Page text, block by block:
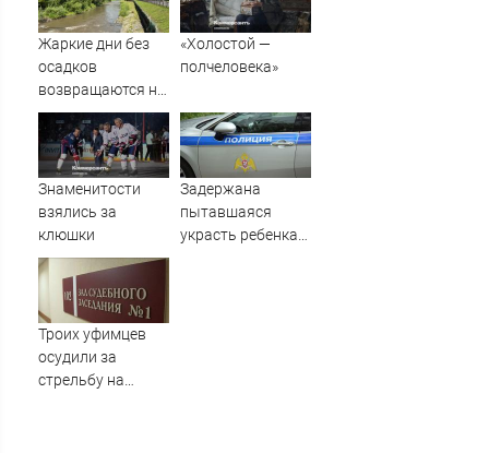
удара ВС РФ
Жаркие дни без
осадков
возвращаются на
Алтай
«Холостой —
полчеловека»
Знаменитости
взялись за
клюшки
Задержана
пытавшаяся
украсть ребенка
Троих уфимцев
осудили за
стрельбу на